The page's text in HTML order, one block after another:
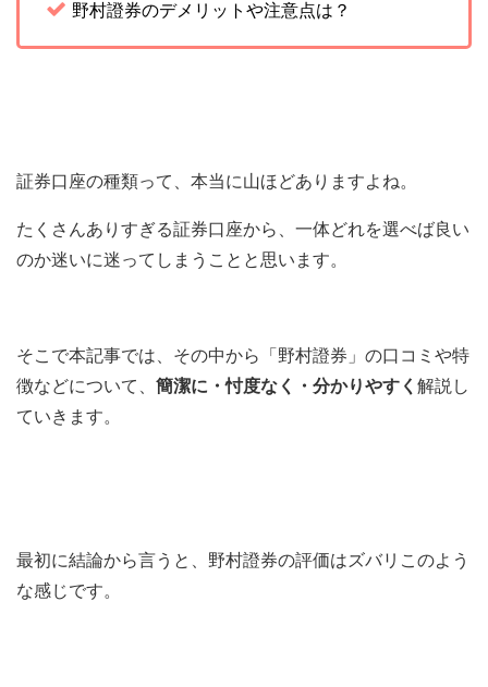
野村證券のデメリットや注意点は？
証券口座の種類って、本当に山ほどありますよね。
たくさんありすぎる証券口座から、一体どれを選べば良い
のか迷いに迷ってしまうことと思います。
そこで本記事では、その中から「野村證券」の口コミや特
徴などについて、 簡潔に・忖度なく・分かりやすく 解説し
ていきます。
最初に結論から言うと、野村證券の評価はズバリこのよう
な感じです。